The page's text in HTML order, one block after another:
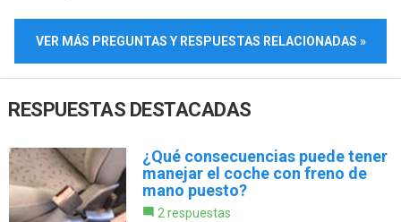
VER MÁS PREGUNTAS Y RESPUESTAS RELACIONADAS »
RESPUESTAS DESTACADAS
¿Qué consecuencias puede tener
manejar el coche con freno de
mano puesto?
2 respuestas